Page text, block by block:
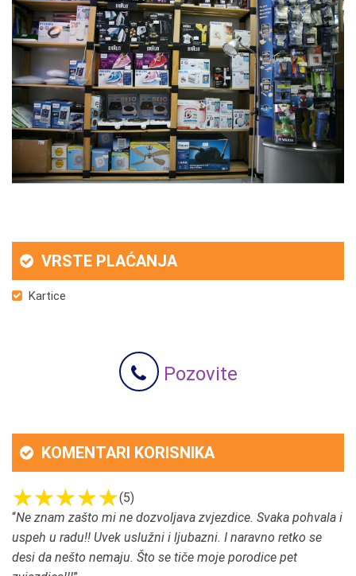
VRSTE PLAĆANJA
Kartice
Pozovite
KOMENTARI KORISNIKA
(5)
“Ne znam zašto mi ne dozvoljava zvjezdice. Svaka pohvala i
uspeh u radu!! Uvek uslužni i ljubazni. I naravno retko se
desi da nešto nemaju. Što se tiče moje porodice pet